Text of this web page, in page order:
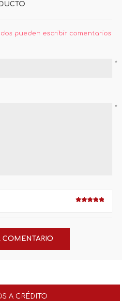
pueden escribir comentarios
*
*
A CRÉDITO